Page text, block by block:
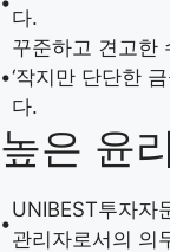
다.
•
꾸준하고 견고한
‘작지만 단단한
다.
높은 윤
•
UNIBEST투자자
관리자로서의 의